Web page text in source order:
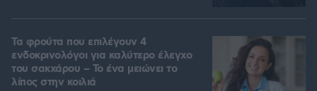
Τα φρούτα που επιλέγουν 4
ενδοκρινολόγοι για καλύτερο έλεγχο
του σακχάρου – Το ένα μειώνει το
λίπος στην κοιλιά